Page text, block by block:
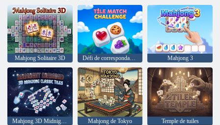
Mahjong Solitaire 3D Défi de correspondance de tuiles Mahjong 3
Mahjong de Tokyo Temple de tuiles